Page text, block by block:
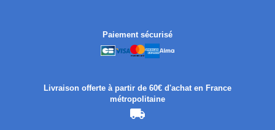
Paiement sécurisé
Livraison offerte à partir de 60€ d'achat en France
métropolitaine